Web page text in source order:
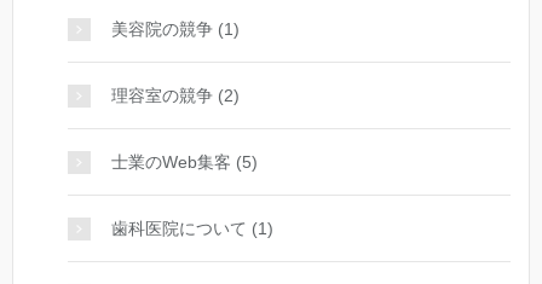
美容院の競争 (1)
理容室の競争 (2)
士業のWeb集客 (5)
歯科医院について (1)